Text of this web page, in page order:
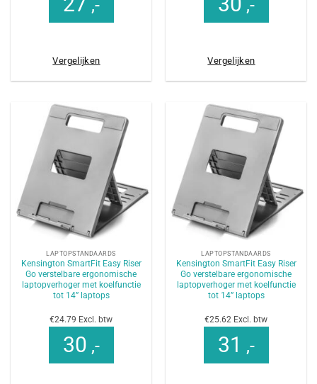
,-
Vergelijken
,-
Vergelijken
LAPTOPSTANDAARDS
Kensington SmartFit Easy Riser
Go verstelbare ergonomische
laptopverhoger met koelfunctie
tot 14” laptops
€24.79 Excl. btw
30 ,-
LAPTOPSTANDAARDS
Kensington SmartFit Easy Riser
Go verstelbare ergonomische
laptopverhoger met koelfunctie
tot 14” laptops
€25.62 Excl. btw
31 ,-